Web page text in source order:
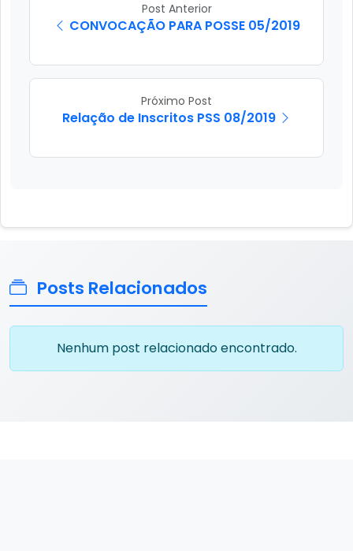
Post Anterior
CONVOCAÇÃO PARA POSSE 05/2019
Próximo Post
Relação de Inscritos PSS 08/2019
Posts Relacionados
Nenhum post relacionado encontrado.